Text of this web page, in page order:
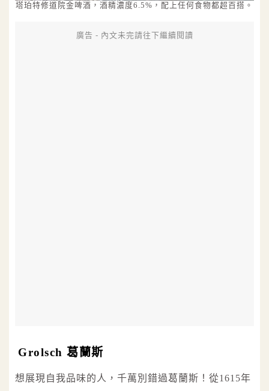
塔珀特修道院金啤酒，酒精濃度6.5%，配上任何食物都超百搭。
廣告 - 內文未完請往下繼續閱讀
Grolsch 葛蘭斯
想展現自我品味的人，千萬別錯過葛蘭斯！從1615年